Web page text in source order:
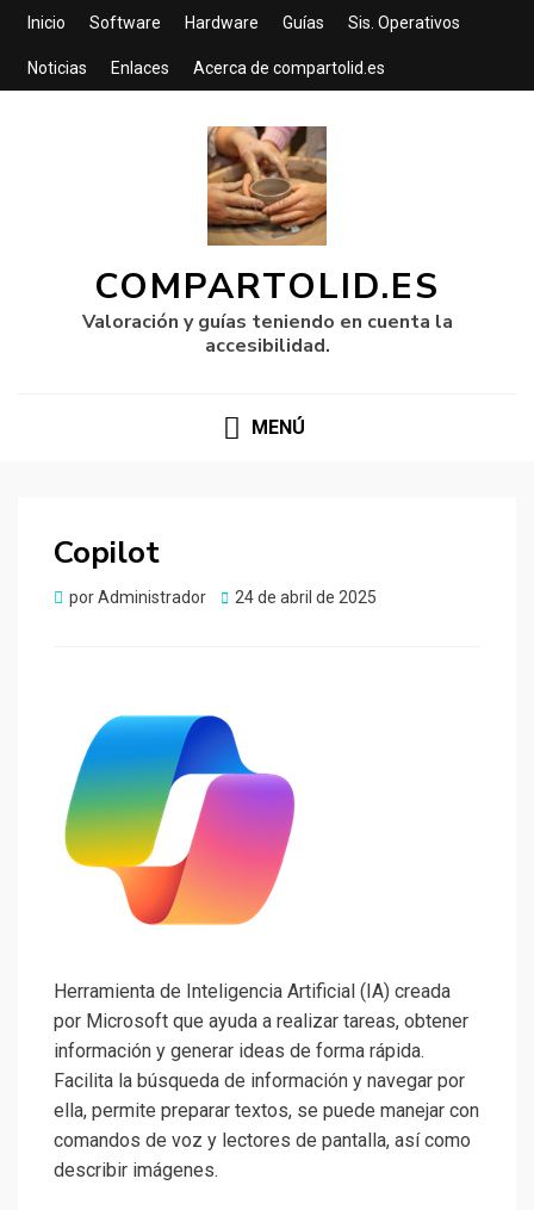
Inicio Software Hardware Guías Sis. Operativos
Noticias Enlaces Acerca de compartolid.es
COMPARTOLID.ES
Valoración y guías teniendo en cuenta la
accesibilidad.
MENÚ
Copilot
porAdministrador
Publicado
24 de abril de 2025
Herramienta de Inteligencia Artificial (IA) creada
por Microsoft que ayuda a realizar tareas, obtener
información y generar ideas de forma rápida.
Facilita la búsqueda de información y navegar por
ella, permite preparar textos, se puede manejar con
comandos de voz y lectores de pantalla, así como
describir imágenes.